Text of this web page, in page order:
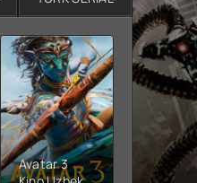
Avatar 3